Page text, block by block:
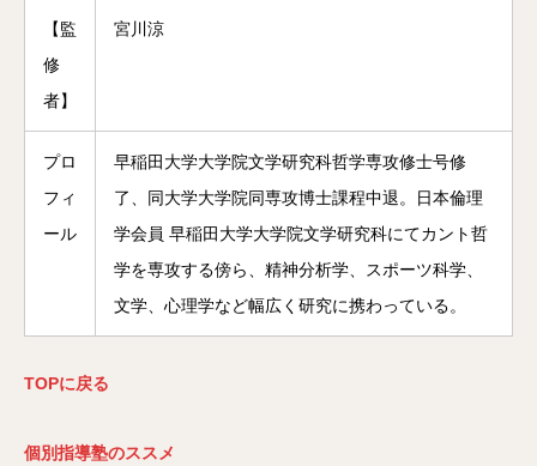
【監
修
者】
宮川涼
プロ
フィ
ール
早稲田大学大学院文学研究科哲学専攻修士号修
了、同大学大学院同専攻博士課程中退。日本倫理
学会員 早稲田大学大学院文学研究科にてカント哲
学を専攻する傍ら、精神分析学、スポーツ科学、
文学、心理学など幅広く研究に携わっている。
TOPに戻る
個別指導塾のススメ